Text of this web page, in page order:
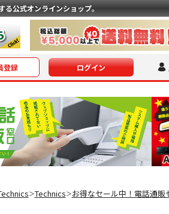
る公式オンラインショップ。
登録 ログイン
＞Technics＞お得なセール中！電話通販